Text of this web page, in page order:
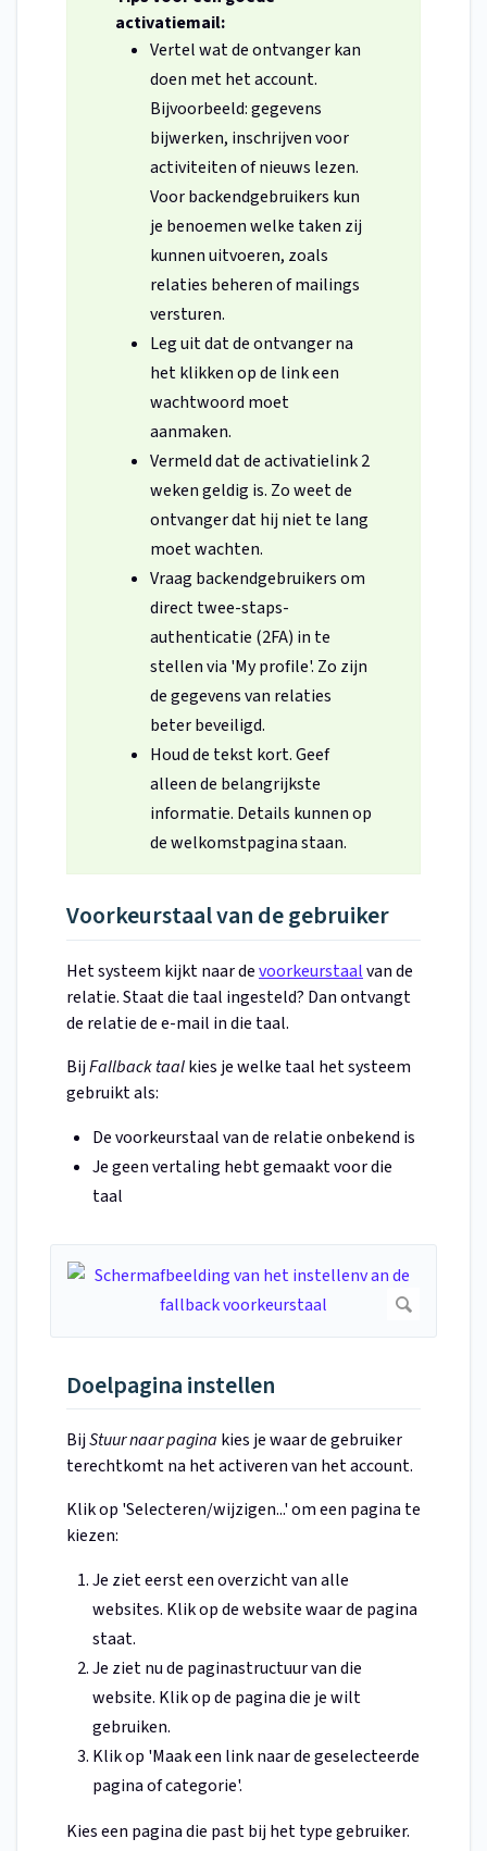
activatiemail:
Vertel wat de ontvanger kan
doen met het account.
Bijvoorbeeld: gegevens
bijwerken, inschrijven voor
activiteiten of nieuws lezen.
Voor backendgebruikers kun
je benoemen welke taken zij
kunnen uitvoeren, zoals
relaties beheren of mailings
versturen.
Leg uit dat de ontvanger na
het klikken op de link een
wachtwoord moet
aanmaken.
Vermeld dat de activatielink 2
weken geldig is. Zo weet de
ontvanger dat hij niet te lang
moet wachten.
Vraag backendgebruikers om
direct twee-staps-
authenticatie (2FA) in te
stellen via 'My profile'. Zo zijn
de gegevens van relaties
beter beveiligd.
Houd de tekst kort. Geef
alleen de belangrijkste
informatie. Details kunnen op
de welkomstpagina staan.
Voorkeurstaal van de gebruiker
Het systeem kijkt naar devoorkeurstaalvan de
relatie. Staat die taal ingesteld? Dan ontvangt
de relatie de e-mail in die taal.
BijFallback taalkies je welke taal het systeem
gebruikt als:
De voorkeurstaal van de relatie onbekend is
Je geen vertaling hebt gemaakt voor die
taal
Doelpagina instellen
BijStuur naar pagina kies je waar de gebruiker
terechtkomt na het activeren van het account.
Klik op 'Selecteren/wijzigen...' om een pagina te
kiezen:
Je ziet eerst een overzicht van alle
websites. Klik op de website waar de pagina
staat.
Je ziet nu de paginastructuur van die
website. Klik op de pagina die je wilt
gebruiken.
Klik op 'Maak een link naar de geselecteerde
pagina of categorie'.
Kies een pagina die past bij het type gebruiker.